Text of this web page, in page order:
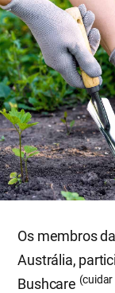
Os membros
Austrália,
Bushcare